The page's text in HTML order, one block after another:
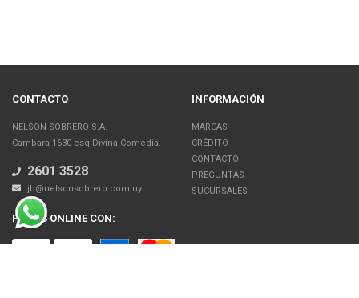
CONTACTO
NELSON SOBRERO S.A.
Cambara 1630 esq Divina Comedia.
2601 3528
jb@nelsonsobrero.com.uy
INFORMACIÓN
MARCAS
CRÉDITO
CONTACTO
PREGUNTAS
SUCURSALES
PAGOS ONLINE CON: